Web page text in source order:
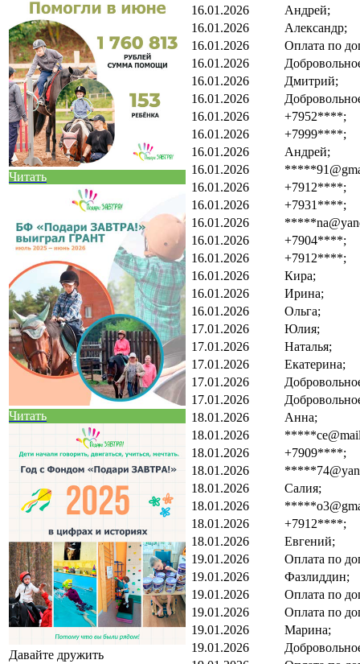
Читать
Читать
Давайте дружить
16.01.2026
Андрей;
16.01.2026
Александр;
16.01.2026
Оплата по
16.01.2026
16.01.2026
Дмитрий;
16.01.2026
16.01.2026
+7952****;
16.01.2026
+7999****;
16.01.2026
Андрей;
16.01.2026
16.01.2026
+7912****;
16.01.2026
+7931****;
16.01.2026
16.01.2026
+7904****;
16.01.2026
+7912****;
16.01.2026
Кира;
16.01.2026
Ирина;
16.01.2026
Ольга;
17.01.2026
Юлия;
17.01.2026
Наталья;
17.01.2026
Екатерина;
17.01.2026
17.01.2026
18.01.2026
Анна;
18.01.2026
18.01.2026
+7909****;
18.01.2026
18.01.2026
Салия;
18.01.2026
18.01.2026
+7912****;
18.01.2026
Евгений;
19.01.2026
Оплата по
19.01.2026
Фазлиддин;
19.01.2026
Оплата по
19.01.2026
Оплата по
19.01.2026
Марина;
19.01.2026